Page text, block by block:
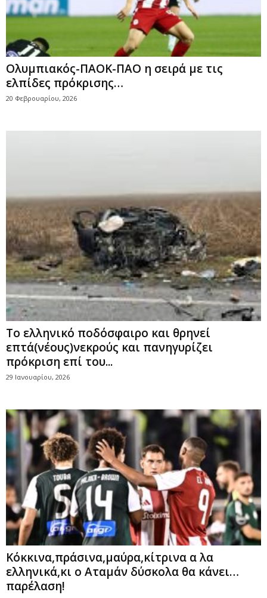
Ολυμπιακός-ΠΑΟΚ-ΠΑΟ η σειρά με τις
ελπίδες πρόκρισης…
20 Φεβρουαρίου, 2026
Το ελληνικό ποδόσφαιρο και θρηνεί
επτά(νέους)νεκρούς και πανηγυρίζει
πρόκριση επί του...
29 Ιανουαρίου, 2026
Κόκκινα,πράσινα,μαύρα,κίτρινα α λα
ελληνικά,κι ο Αταμάν δύσκολα θα κάνει…
παρέλαση!